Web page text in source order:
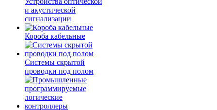
и акустической
сигнализации
Короба кабельные
Системы скрытой
проводки под полом